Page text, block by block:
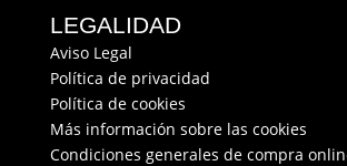
LEGALIDAD
Aviso Legal
Política de privacidad
Política de cookies
Más información sobre las cookies
Condiciones generales de compra